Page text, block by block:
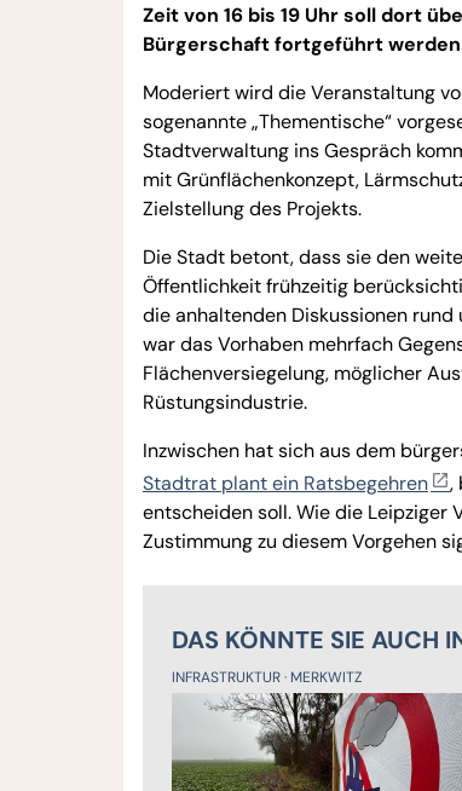
Zeit von 16 bis 19 Uhr soll dort
Bürgerschaft fortgeführt
Moderiert wird die Veranstaltung
sogenannte „Thementische“
Stadtverwaltung ins Gespräch
mit Grünflächenkonzept,
Zielstellung des Projekts.
Die Stadt betont, dass sie den
Öffentlichkeit frühzeitig
die anhaltenden Diskussionen
war das Vorhaben mehrfach
Flächenversiegelung, möglicher
Rüstungsindustrie.
Inzwischen hat sich aus dem
Stadtrat plant ein Ratsbegehren
,
entscheiden soll. Wie die
Zustimmung zu diesem Vorgehen
DAS KÖNNTE SIE AUCH
INFRASTRUKTUR MERKWITZ